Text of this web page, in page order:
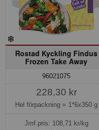
Rostad Kyckling Findus
Frozen Take Away
96021075
228,30 kr
Hel förpackning = 1*6x350 g
Jmf.pris: 108,71 kr/kg